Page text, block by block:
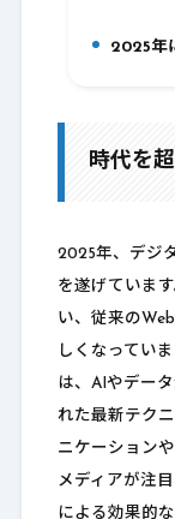
10.2025年
時代を
2025年、デジ
を遂げていま
い、従来の
しくなってい
は、AIやデータ
れた最新テク
ニケーション
メディアが注
による効果的